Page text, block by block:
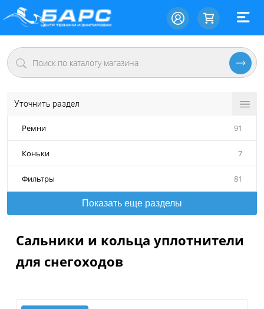
Уточнить раздел
Ремни 91
Коньки 7
Фильтры 81
Показать еще разделы
Сальники и кольца уплотнители
для снегоходов